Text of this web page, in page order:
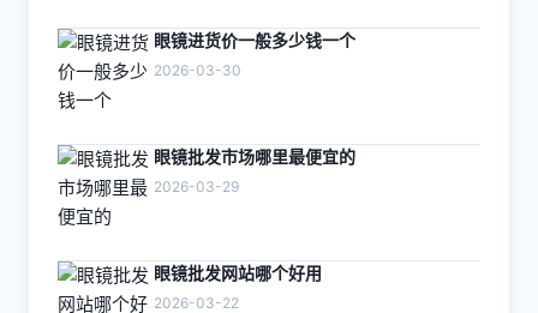
眼镜进货价一般多少钱一个
2026-03-30
眼镜批发市场哪里最便宜的
2026-03-29
眼镜批发网站哪个好用
2026-03-22